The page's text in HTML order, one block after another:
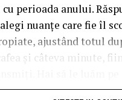
perioada anului.
nuanțe care fie îl
ajustând totul
și câteva minute,